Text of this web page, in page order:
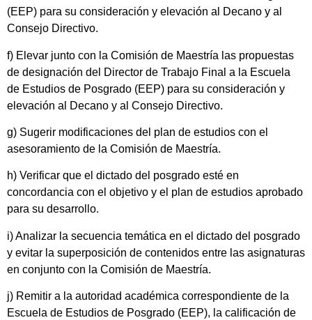
(EEP) para su consideración y elevación al Decano y al
Consejo Directivo.
f) Elevar junto con la Comisión de Maestría las propuestas
de designación del Director de Trabajo Final a la Escuela
de Estudios de Posgrado (EEP) para su consideración y
elevación al Decano y al Consejo Directivo.
g) Sugerir modificaciones del plan de estudios con el
asesoramiento de la Comisión de Maestría.
h) Verificar que el dictado del posgrado esté en
concordancia con el objetivo y el plan de estudios aprobado
para su desarrollo.
i) Analizar la secuencia temática en el dictado del posgrado
y evitar la superposición de contenidos entre las asignaturas
en conjunto con la Comisión de Maestría.
j) Remitir a la autoridad académica correspondiente de la
Escuela de Estudios de Posgrado (EEP), la calificación de